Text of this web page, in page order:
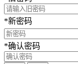
*新密码
*确认密码